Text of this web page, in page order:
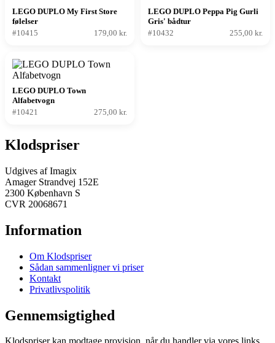
LEGO DUPLO My First Store
følelser
#10415
179,00 kr.
LEGO DUPLO Peppa Pig Gurli
Gris' bådtur
#10432
255,00 kr.
LEGO DUPLO Town
Alfabetvogn
#10421
275,00 kr.
Klodspriser
Udgives af Imagix
Amager Strandvej 152E
2300 København S
CVR 20068671
Information
Om Klodspriser
Sådan sammenligner vi priser
Kontakt
Privatlivspolitik
Gennemsigtighed